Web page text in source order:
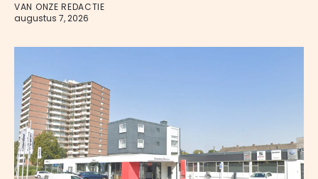
VAN ONZE REDACTIE
augustus 7, 2026